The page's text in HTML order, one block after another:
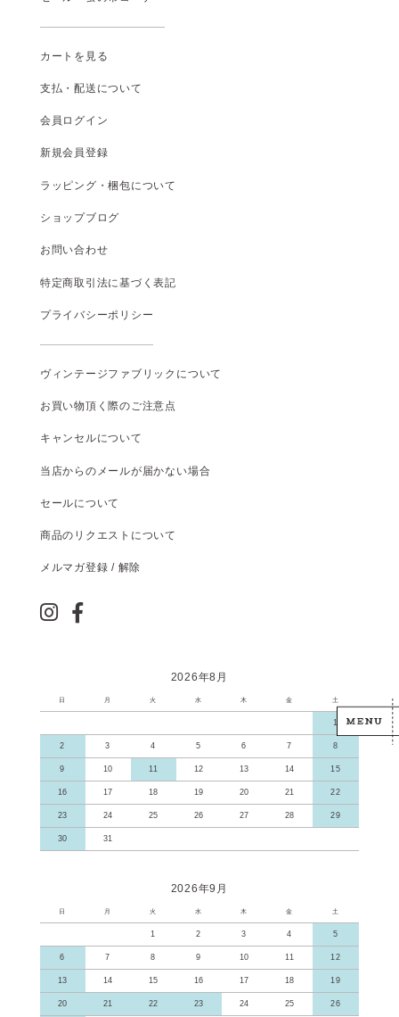
カートを見る
支払 ・配送について
会員ログイン
新規会員登録
ラッピング・梱包について
ショップブログ
お問い合わせ
特定商取引法に基づく表記
プライバシーポリシー
ヴィンテージファブリックについて
お買い物頂く際のご注意点
キャンセルについて
当店からのメールが届かない場合
セールについて
商品のリクエストについて
メルマガ登録 / 解除
2026年8月
日 月 火 水 木 金 土
1
2 3 4 5 6 7 8
9 10 11 12 13 14 15
16 17 18 19 20 21 22
23 24 25 26 27 28 29
30 31
2026年9月
日 月 火 水 木 金 土
1 2 3 4 5
6 7 8 9 10 11 12
13 14 15 16 17 18 19
20 21 22 23 24 25 26